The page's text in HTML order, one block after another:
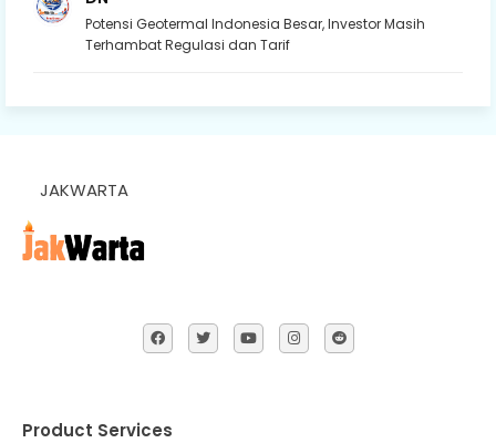
Potensi Geotermal Indonesia Besar, Investor Masih
Terhambat Regulasi dan Tarif
JAKWARTA
Product Services